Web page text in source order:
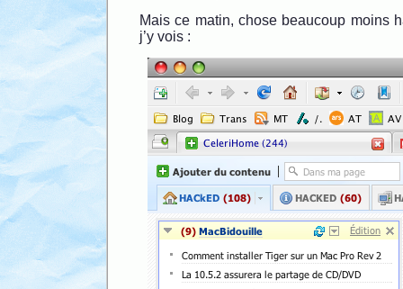
Mais ce matin, chose beaucoup moins
j’y vois :